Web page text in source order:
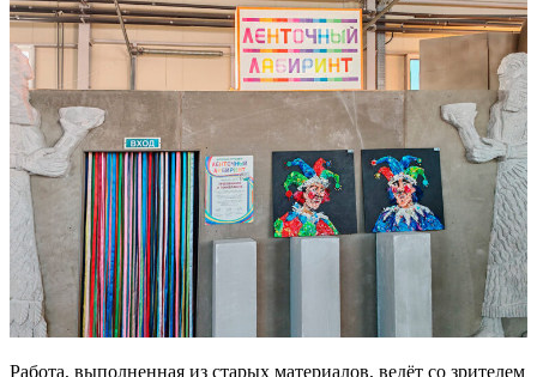
Работа, выполненная из старых материалов, ведёт со зрителем